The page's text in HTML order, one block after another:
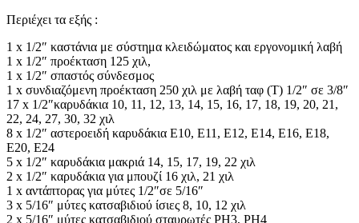
Περιέχει τα εξής :
1 x 1/2″ καστάνια με σύστημα κλειδώματος και εργονομική λαβή
1 x 1/2″ προέκταση 125 χιλ,
1 x 1/2″ σπαστός σύνδεσμος
1 x συνδιαζόμενη προέκταση 250 χιλ με λαβή ταφ (Τ) 1/2″ σε 3/8″
17 x 1/2″καρυδάκια 10, 11, 12, 13, 14, 15, 16, 17, 18, 19, 20, 21,
22, 24, 27, 30, 32 χιλ
8 x 1/2″ αστεροειδή καρυδάκια E10, E11, E12, E14, E16, E18,
E20, E24
5 x 1/2″ καρυδάκια μακριά 14, 15, 17, 19, 22 χιλ
2 x 1/2″ καρυδάκια για μπουζί 16 χιλ, 21 χιλ
1 x αντάπτορας για μύτες 1/2″σε 5/16″
3 x 5/16″ μύτες κατσαβιδιού ίσιες 8, 10, 12 χιλ
2 x 5/16″ μύτες κατσαβιδιού σταυρωτές PH3, PH4